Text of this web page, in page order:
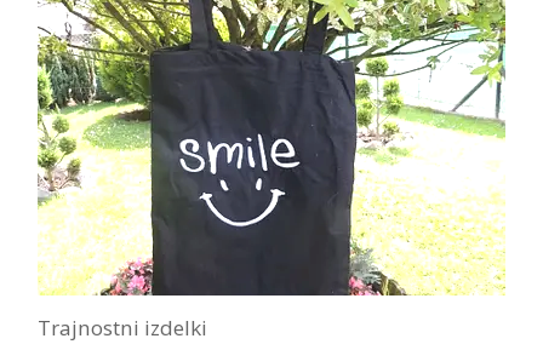
Trajnostni izdelki